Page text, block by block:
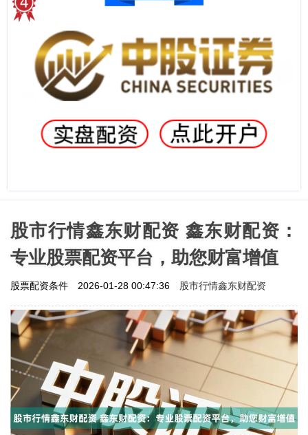
股市行情鑫东财配资 鑫东财配资：
专业股票配资平台，助您财富增值
股票配资条件 2026-01-28 00:47:36 股市行情鑫东财配资